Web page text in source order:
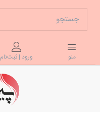
منو ورود | ثبت‌نام